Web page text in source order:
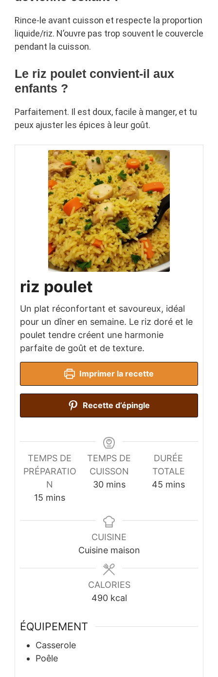
Rince-le avant cuisson et respecte la proportion
liquide/riz. N’ouvre pas trop souvent le couvercle
pendant la cuisson.
Le riz poulet convient-il aux
enfants ?
Parfaitement. Il est doux, facile à manger, et tu
peux ajuster les épices à leur goût.
riz poulet
Un plat réconfortant et savoureux, idéal
pour un dîner en semaine. Le riz doré et le
poulet tendre créent une harmonie
parfaite de goût et de texture.
Imprimer la recette
Recette d’épingle
TEMPS DE
PRÉPARATIO
N
15 minutes
mins
TEMPS DE
CUISSON
30minutes
mins
DURÉE
TOTALE
45 minutes
mins
CUISINE
Cuisine maison
CALORIES
490 kcal
ÉQUIPEMENT
Casserole
Poêle